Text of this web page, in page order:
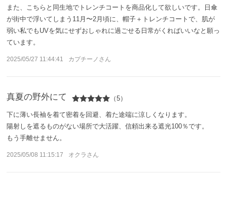
サイトポリシー
また、こちらと同生地でトレンチコートを商品化して欲しいです。日傘
が街中で浮いてしまう11月〜2月頃に、帽子＋トレンチコートで、肌が
弱い私でもUVを気にせずおしゃれに過ごせる日常がくればいいなと願っ
ています。
2025/05/27 11:44:41 カプチーノさん
真夏の野外にて （5）
下に薄い長袖を着て密着を回避、着た途端に涼しくなります。
陽射しを遮るものがない場所で大活躍、信頼出来る遮光100％です。
もう手離せません。
2025/05/08 11:15:17 オクラさん